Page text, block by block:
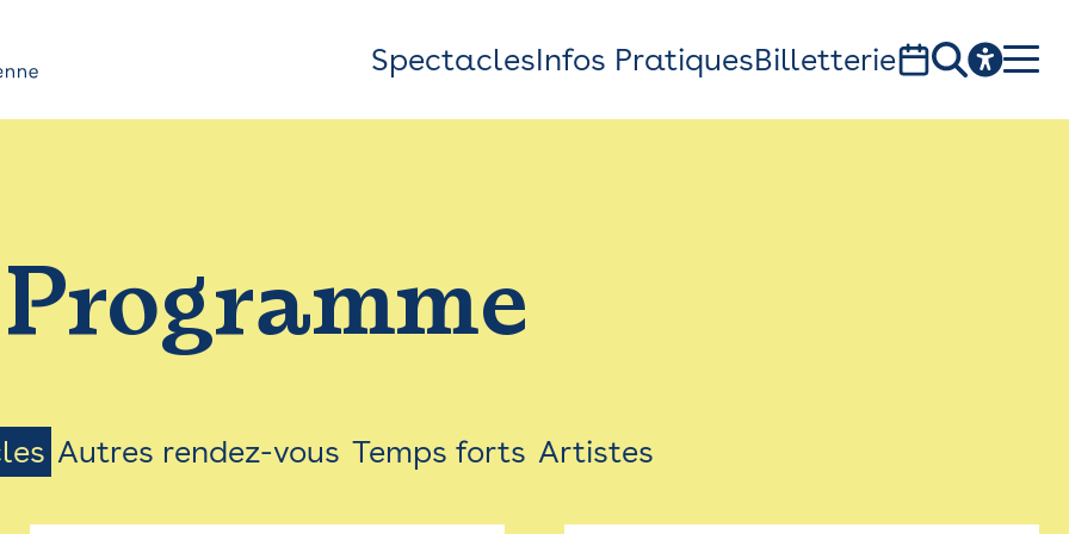
Top
Bar
Menu
SpectaclesInfos PratiquesBilletterie
1, av. du Chateau d'eau - 31300 Toulouse
Programme
Autres rendez-vous Temps forts Artistes